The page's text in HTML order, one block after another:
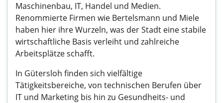
Maschinenbau, IT, Handel und Medien.
Renommierte Firmen wie Bertelsmann und Miele
haben hier ihre Wurzeln, was der Stadt eine stabile
wirtschaftliche Basis verleiht und zahlreiche
Arbeitsplätze schafft.
In Gütersloh finden sich vielfältige
Tätigkeitsbereiche, von technischen Berufen über
IT und Marketing bis hin zu Gesundheits- und